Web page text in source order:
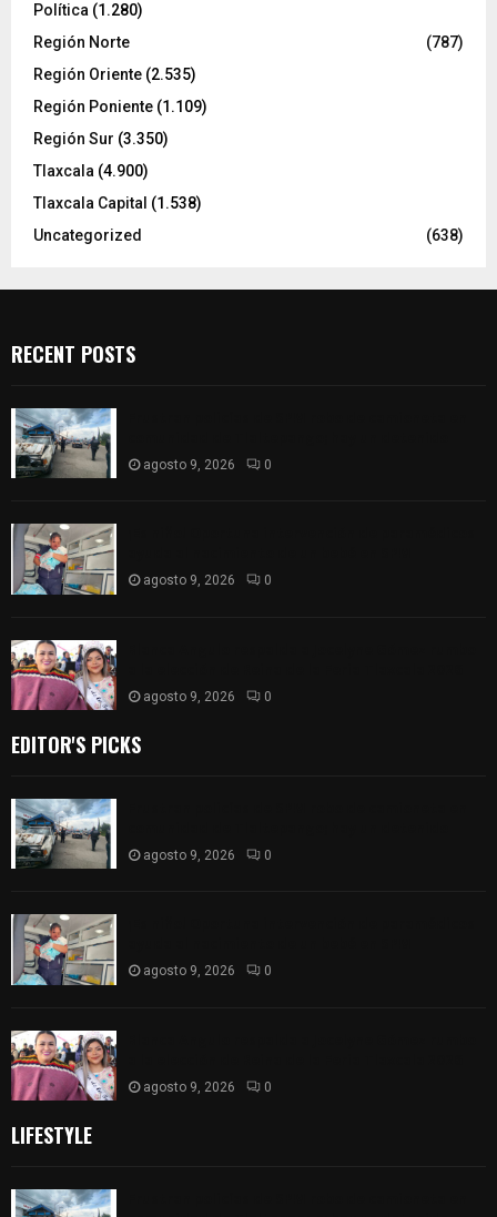
Política (1.280)
Región Norte
(787)
Región Oriente (2.535)
Región Poniente (1.109)
Región Sur (3.350)
Tlaxcala (4.900)
Tlaxcala Capital (1.538)
Uncategorized
(638)
RECENT POSTS
agosto 9, 2026 0
agosto 9, 2026 0
agosto 9, 2026 0
EDITOR'S PICKS
agosto 9, 2026 0
agosto 9, 2026 0
agosto 9, 2026 0
LIFESTYLE